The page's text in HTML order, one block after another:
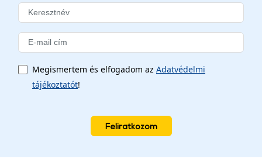
Megismertem és elfogadom az Adatvédelmi
tájékoztatót!
Feliratkozom